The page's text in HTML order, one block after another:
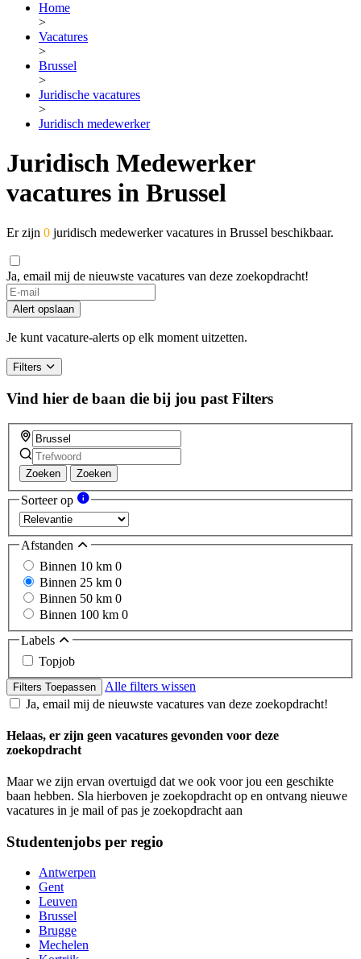
Home
>
Vacatures
>
Brussel
>
Juridische vacatures
>
Juridisch medewerker
Juridisch Medewerker
vacatures in Brussel
Er zijn 0 juridisch medewerker vacatures in Brussel beschikbaar.
Ja, email mij de nieuwste vacatures van deze zoekopdracht!
Alert opslaan
Je kunt vacature-alerts op elk moment uitzetten.
Filters
Vind hier de baan die bij jou past Filters
Zoeken Zoeken
Sorteer op
Afstanden
Binnen 10 km 0
Binnen 25 km 0
Binnen 50 km 0
Binnen 100 km 0
Labels
Topjob
Filters Toepassen
Alle filters wissen
Ja, email mij de nieuwste vacatures van deze zoekopdracht!
Helaas, er zijn geen vacatures gevonden voor deze
zoekopdracht
Maar we zijn ervan overtuigd dat we ook voor jou een geschikte
baan hebben. Sla hierboven je zoekopdracht op en ontvang nieuwe
vacatures in je mail of pas je zoekopdracht aan
Studentenjobs per regio
Antwerpen
Gent
Leuven
Brussel
Brugge
Mechelen